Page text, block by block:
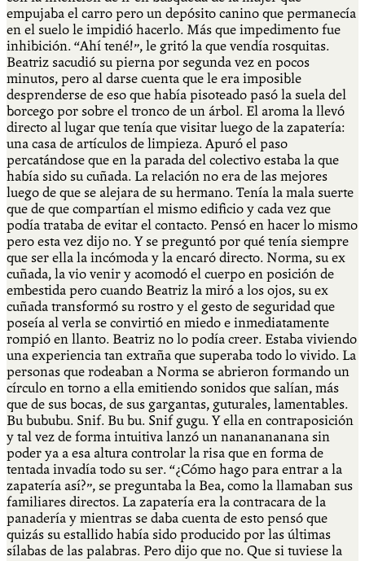
empujaba el carro pero un depósito canino que permanecía
en el suelo le impidió hacerlo. Más que impedimento fue
inhibición. “Ahí tené!”, le gritó la que vendía rosquitas.
Beatriz sacudió su pierna por segunda vez en pocos
minutos, pero al darse cuenta que le era imposible
desprenderse de eso que había pisoteado pasó la suela del
borcego por sobre el tronco de un árbol. El aroma la llevó
directo al lugar que tenía que visitar luego de la zapatería:
una casa de artículos de limpieza. Apuró el paso
percatándose que en la parada del colectivo estaba la que
había sido su cuñada. La relación no era de las mejores
luego de que se alejara de su hermano. Tenía la mala suerte
que de que compartían el mismo edificio y cada vez que
podía trataba de evitar el contacto. Pensó en hacer lo mismo
pero esta vez dijo no. Y se preguntó por qué tenía siempre
que ser ella la incómoda y la encaró directo. Norma, su ex
cuñada, la vio venir y acomodó el cuerpo en posición de
embestida pero cuando Beatriz la miró a los ojos, su ex
cuñada transformó su rostro y el gesto de seguridad que
poseía al verla se convirtió en miedo e inmediatamente
rompió en llanto. Beatriz no lo podía creer. Estaba viviendo
una experiencia tan extraña que superaba todo lo vivido. La
personas que rodeaban a Norma se abrieron formando un
círculo en torno a ella emitiendo sonidos que salían, más
que de sus bocas, de sus gargantas, guturales, lamentables.
Bu bububu. Snif. Bu bu. Snif gugu. Y ella en contraposición
y tal vez de forma intuitiva lanzó un nananananana sin
poder ya a esa altura controlar la risa que en forma de
tentada invadía todo su ser. “¿Cómo hago para entrar a la
zapatería así?”, se preguntaba la Bea, como la llamaban sus
familiares directos. La zapatería era la contracara de la
panadería y mientras se daba cuenta de esto pensó que
quizás su estallido había sido producido por las últimas
sílabas de las palabras. Pero dijo que no. Que si tuviese la